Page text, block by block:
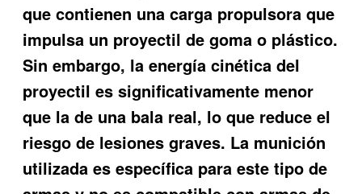
que contienen una carga propulsora que
impulsa un proyectil de goma o plástico.
Sin embargo, la energía cinética del
proyectil es significativamente menor
que la de una bala real, lo que reduce el
riesgo de lesiones graves. La munición
utilizada es específica para este tipo de